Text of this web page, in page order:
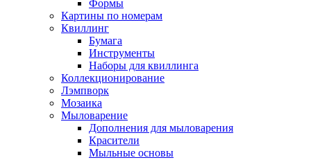
Формы
Картины по номерам
Квиллинг
Бумага
Инструменты
Наборы для квиллинга
Коллекционирование
Лэмпворк
Мозаика
Мыловарение
Дополнения для мыловарения
Красители
Мыльные основы